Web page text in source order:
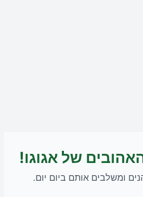
של אגוגו!
ומשלבים אותם ביום יום.